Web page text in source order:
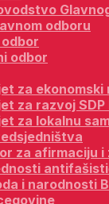
odboru
odbor
za ekonomski
za razvoj SDP
za lokalnu
za afirmaciju
i narodnosti